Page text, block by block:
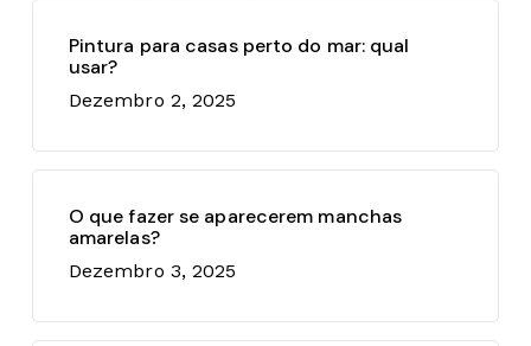
Pintura para casas perto do mar: qual
usar?
Dezembro 2, 2025
O que fazer se aparecerem manchas
amarelas?
Dezembro 3, 2025